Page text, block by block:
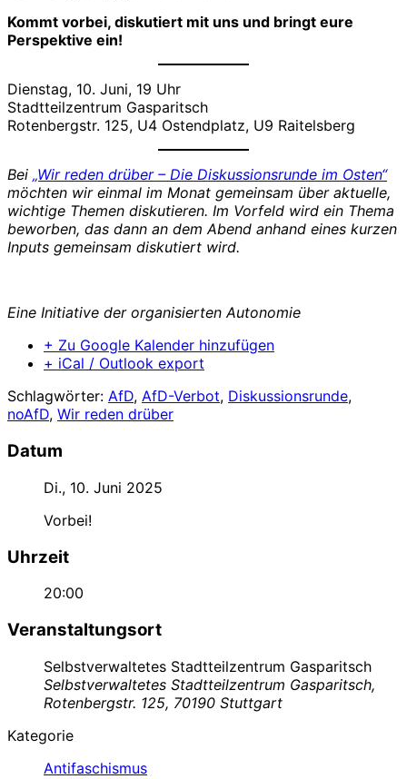
Kommt vorbei, diskutiert mit uns und bringt eure
Perspektive ein!
Dienstag, 10. Juni, 19 Uhr
Stadtteilzentrum Gasparitsch
Rotenbergstr. 125, U4 Ostendplatz, U9 Raitelsberg
Bei „Wir reden drüber – Die Diskussionsrunde im Osten“
möchten wir einmal im Monat gemeinsam über aktuelle,
wichtige Themen diskutieren. Im Vorfeld wird ein Thema
beworben, das dann an dem Abend anhand eines kurzen
Inputs gemeinsam diskutiert wird.
Eine Initiative der organisierten Autonomie
+ Zu Google Kalender hinzufügen
+ iCal / Outlook export
Schlagwörter: AfD, AfD-Verbot, Diskussionsrunde,
noAfD, Wir reden drüber
Datum
Di., 10. Juni 2025
Vorbei!
Uhrzeit
20:00
Veranstaltungsort
Selbstverwaltetes Stadtteilzentrum Gasparitsch
Selbstverwaltetes Stadtteilzentrum Gasparitsch,
Rotenbergstr. 125, 70190 Stuttgart
Kategorie
Antifaschismus